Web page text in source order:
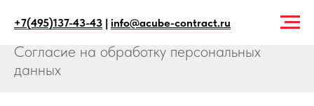
+7(495)137-43-43 | info@acube-contract.ru
Главная →
Согласие на обработку персональных
данных